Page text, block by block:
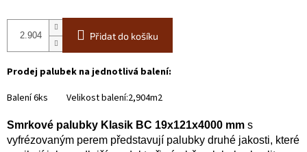
Přidat do košíku
Prodej palubek na jednotlivá balení:
Balení 6ks Velikost balení:2,904m2
Smrkové palubky Klasik BC 19x121x4000 mm s
vyfrézovaným perem představují palubky druhé jakosti, které